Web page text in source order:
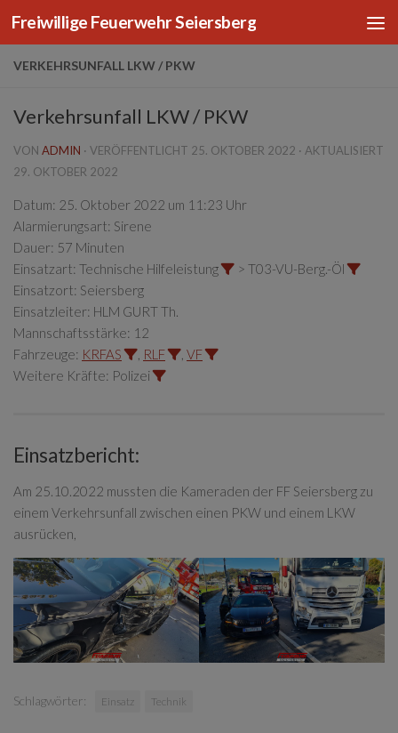
Zum Inhalt springen
Freiwillige Feuerwehr Seiersberg
VERKEHRSUNFALL LKW / PKW
Verkehrsunfall LKW / PKW
VON ADMIN · VERÖFFENTLICHT 25. OKTOBER 2022 · AKTUALISIERT
29. OKTOBER 2022
Datum: 25. Oktober 2022 um 11:23 Uhr
Alarmierungsart: Sirene
Dauer: 57 Minuten
Einsatzart: Technische Hilfeleistung
> T03-VU-Berg.-Öl
Einsatzort: Seiersberg
Einsatzleiter: HLM GURT Th.
Mannschaftsstärke: 12
Fahrzeuge: KRFAS RLF
VF
Weitere Kräfte: Polizei
Einsatzbericht:
Am 25.10.2022 mussten die Kameraden der FF Seiersberg zu
einem Verkehrsunfall zwischen einen PKW und einem LKW
ausrücken,
Schlagwörter: Einsatz Technik